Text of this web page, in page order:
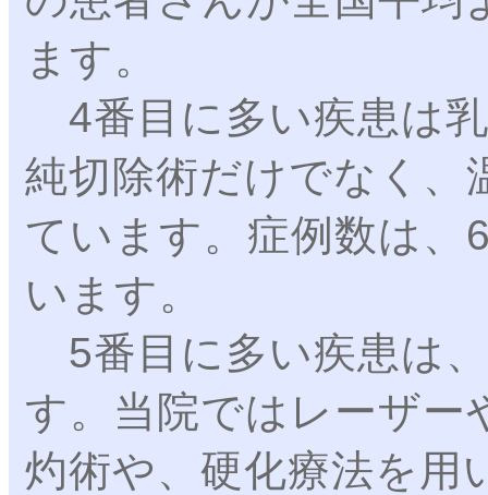
ます。
4番目に多い疾患は
純切除術だけでなく、
ています。症例数は、
います。
5番目に多い疾患は
す。当院ではレーザー
灼術や、硬化療法を用